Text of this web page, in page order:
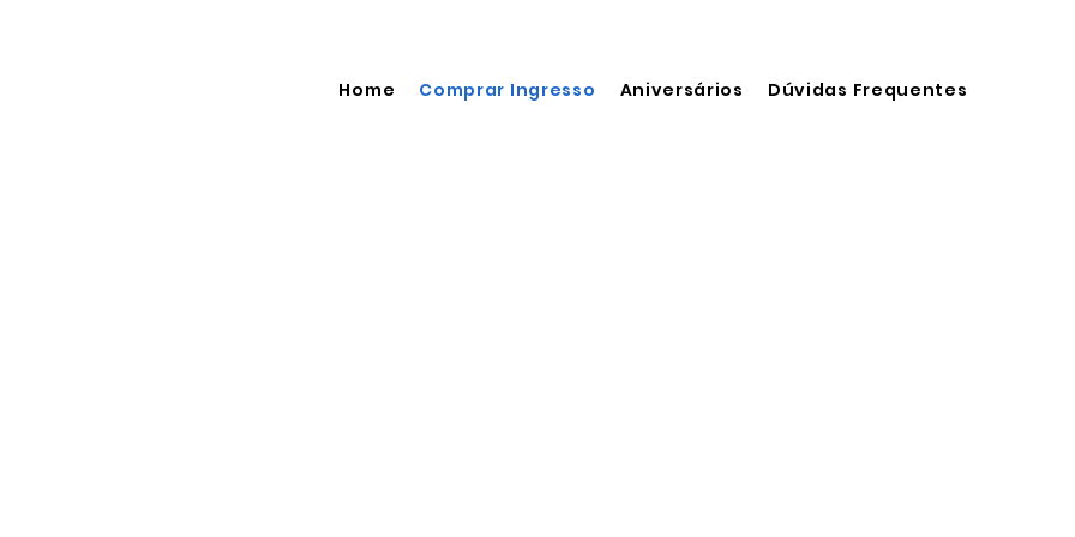
Home Comprar Ingresso Aniversários Dúvidas Frequentes